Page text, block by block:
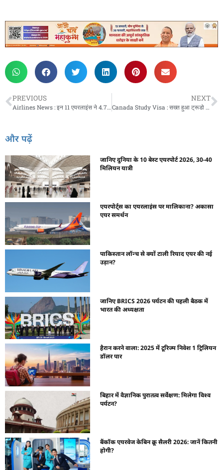
PREVIOUS
Airlines News : इन 11 एयरलाइंस ने 4.76 लाख पैसेंजर्स को क्‍यों बांटे 564 लाख रुपए, जानें वजह
NEXT
Canada Study Visa : सख्त हुआ ट्रूडो का देश, इस साल 50% कम छात्रों को स्टडी वीजा देगा कनाडा
और पढ़ें
जानिए दुनिया के 10 बेस्ट एयरपोर्ट 2026, 30-40
मिलियन यात्री
एयरपोर्ट्स का एयरलाइंस पर मालिकाना? अकासा
एयर समर्थन
पाकिस्तान लॉन्च से क्यों टाली रियाद एयर की नई
उड़ान?
जानिए BRICS 2026 पर्यटन की पहली बैठक में
भारत की अध्यक्षता
हैरान करने वाला: 2025 में टूरिज्म निवेश 1 ट्रिलियन
डॉलर पार
बिहार में वैज्ञानिक पुरातत्व सर्वेक्षण: मिलेगा विश्व
पर्यटन?
बैंकॉक एयरवेज केबिन क्रू सैलरी 2026: जानें कितनी
होगी?